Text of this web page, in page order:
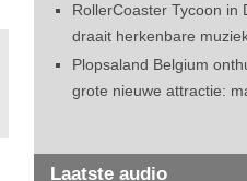
RollerCoaster Tycoon in
draait herkenbare
Plopsaland Belgium
grote nieuwe attractie:
Laatste audio